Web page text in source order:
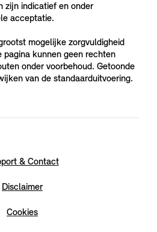
zijn indicatief en onder
acceptatie.
mogelijke zorgvuldigheid
pagina kunnen geen rechten
onder voorbehoud. Getoonde
van de standaarduitvoering.
& Contact
Disclaimer
Cookies